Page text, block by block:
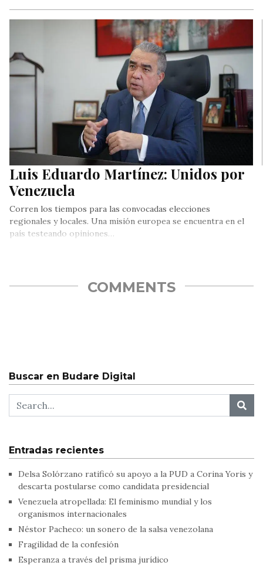
Solórzano, entregó este sábado el reconocimiento «Un
papagayo por la Libertad» a más…
Luis Eduardo Martínez: Unidos por
Venezuela
Corren los tiempos para las convocadas elecciones
regionales y locales. Una misión europea se encuentra en el
país testeando opiniones…
COMMENTS
Buscar en Budare Digital
Entradas recientes
Delsa Solórzano ratificó su apoyo a la PUD a Corina Yoris y
descarta postularse como candidata presidencial
Venezuela atropellada: El feminismo mundial y los
organismos internacionales
Néstor Pacheco: un sonero de la salsa venezolana
Fragilidad de la confesión
Esperanza a través del prisma jurídico